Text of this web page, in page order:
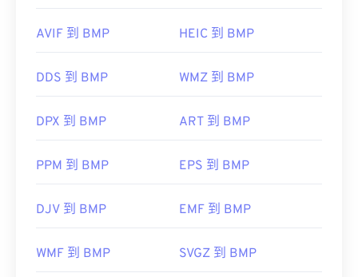
AVIF 到 BMP HEIC 到 BMP
DDS 到 BMP WMZ 到 BMP
DPX 到 BMP ART 到 BMP
PPM 到 BMP EPS 到 BMP
DJV 到 BMP EMF 到 BMP
WMF 到 BMP SVGZ 到 BMP